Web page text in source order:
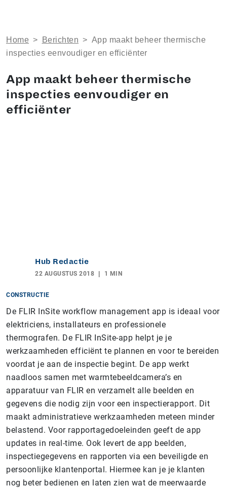
Home > Berichten > App maakt beheer thermische
inspecties eenvoudiger en efficiënter
App maakt beheer thermische
inspecties eenvoudiger en
efficiënter
Hub Redactie
22 AUGUSTUS 2018 1 MIN
CONSTRUCTIE
De FLIR InSite workflow management app is ideaal voor
elektriciens, installateurs en professionele
thermografen. De FLIR InSite-app helpt je je
werkzaamheden efficiënt te plannen en voor te bereiden
voordat je aan de inspectie begint. De app werkt
naadloos samen met warmtebeeldcamera’s en
apparatuur van FLIR en verzamelt alle beelden en
gegevens die nodig zijn voor een inspectierapport. Dit
maakt administratieve werkzaamheden meteen minder
belastend. Voor rapportagedoeleinden geeft de app
updates in real-time. Ook levert de app beelden,
inspectiegegevens en rapporten via een beveiligde en
persoonlijke klantenportal. Hiermee kan je je klanten
nog beter bedienen en laten zien wat de meerwaarde